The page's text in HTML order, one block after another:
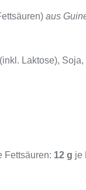
aus
Laktose),
Fettsäuren: 12 g je